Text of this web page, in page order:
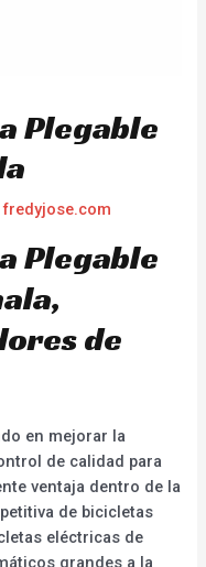
Plegable
fredyjose.com
Plegable
de
en mejorar la
de calidad para
ventaja dentro de la
de bicicletas
eléctricas de
grandes a la